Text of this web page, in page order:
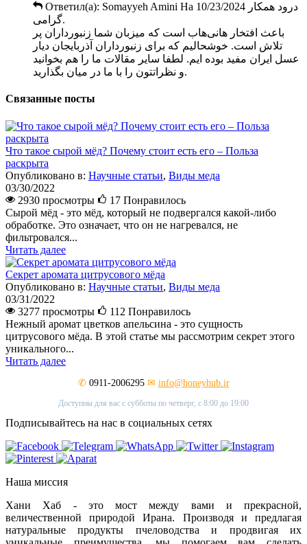
Ответил(а): Somayyeh Amini На 10/23/2024 درود همکار
گرامی.
باعث افتخار هانی‌هاب است که میزبان شما زنبورداران پر
تلاش است. خوشحالیم که برای زنبورداران آذربایجان دیار
عسل ایران مفید بوده ایم. لطفا سایر مقالات ما را هم بخوانید
و نظراتتون را با ما در میان بگذارید.
Связанные посты
Что такое сырой мёд? Почему стоит есть его – Польза
раскрыта
Опубликовано в: Научные статьи, Виды меда
03/30/2022
2930 просмотры
17 Понравилось
Сырой мёд - это мёд, который не подвергался какой-либо
обработке. Это означает, что он не нагревался, не
фильтровался...
Читать далее
Секрет аромата цитрусового мёда
Опубликовано в: Научные статьи, Виды меда
03/31/2022
3277 просмотры
112 Понравилось
Нежный аромат цветков апельсина - это сущность
цитрусового мёда. В этой статье мы рассмотрим секрет этого
уникального...
Читать далее
✆ 0911-2006295 ✉ info@honeyhub.ir
Доступны для вас с субботы по четверг, с 8:00 до 19:00
Подписывайтесь на нас в социальных сетях
Наша миссия
Хани Хаб - это мост между вами и прекрасной,
величественной природой Ирана. Производя и предлагая
натуральные продукты пчеловодства и продвигая их